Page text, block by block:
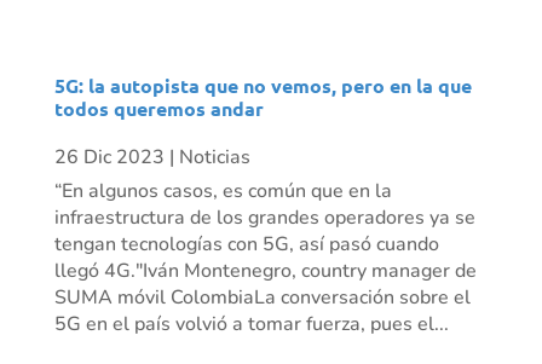
5G: la autopista que no vemos, pero en la que
todos queremos andar
26 Dic 2023 | Noticias
“En algunos casos, es común que en la
infraestructura de los grandes operadores ya se
tengan tecnologías con 5G, así pasó cuando
llegó 4G."Iván Montenegro, country manager de
SUMA móvil ColombiaLa conversación sobre el
5G en el país volvió a tomar fuerza, pues el...